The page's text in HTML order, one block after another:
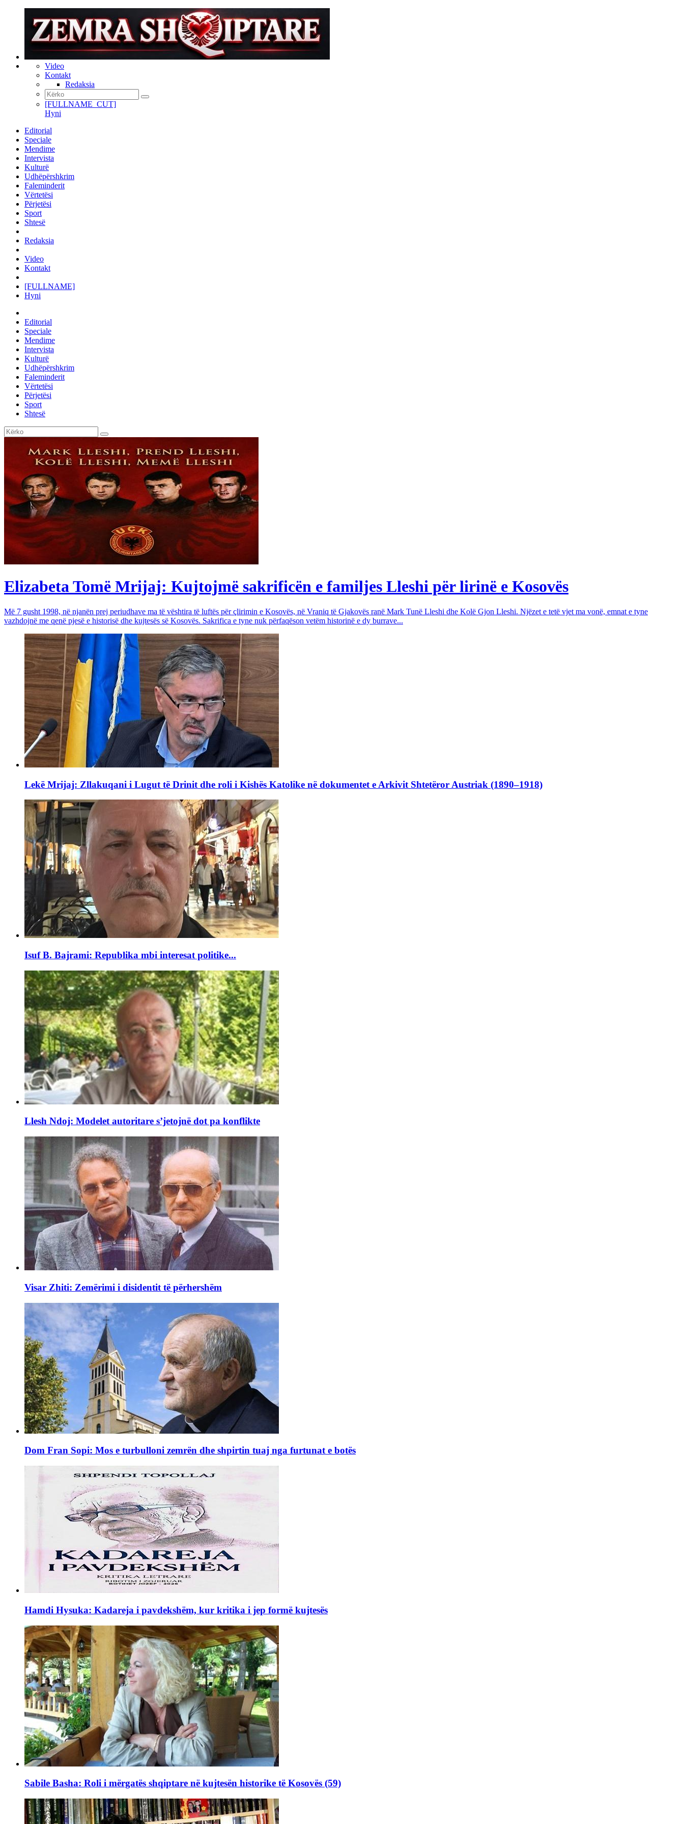
Video
Kontakt
Redaksia
[FULLNAME_CUT]
Hyni
Editorial
Speciale
Mendime
Intervista
Kulturë
Udhëpërshkrim
Faleminderit
Vërtetësi
Përjetësi
Sport
Shtesë
Redaksia
Video
Kontakt
[FULLNAME]
Hyni
Editorial
Speciale
Mendime
Intervista
Kulturë
Udhëpërshkrim
Faleminderit
Vërtetësi
Përjetësi
Sport
Shtesë
Elizabeta Tomë Mrijaj: Kujtojmë sakrificën e familjes Lleshi për lirinë e Kosovës
Më 7 gusht 1998, në njanën prej periudhave ma të vështira të luftës për çlirimin e Kosovës, në Vraniq të Gjakovës ranë Mark Tunë Lleshi dhe Kolë Gjon Lleshi. Njëzet e tetë vjet ma vonë, emnat e tyne
vazhdojnë me qenë pjesë e historisë dhe kujtesës së Kosovës. Sakrifica e tyne nuk përfaqëson vetëm historinë e dy burrave...
Lekë Mrijaj: Zllakuqani i Lugut të Drinit dhe roli i Kishës Katolike në dokumentet e Arkivit Shtetëror Austriak (1890–1918)
Isuf B. Bajrami: Republika mbi interesat politike...
Llesh Ndoj: Modelet autoritare s’jetojnë dot pa konflikte
Visar Zhiti: Zemërimi i disidentit të përhershëm
Dom Fran Sopi: Mos e turbulloni zemrën dhe shpirtin tuaj nga furtunat e botës
Hamdi Hysuka: Kadareja i pavdekshëm, kur kritika i jep formë kujtesës
Sabile Basha: Roli i mërgatës shqiptare në kujtesën historike të Kosovës (59)